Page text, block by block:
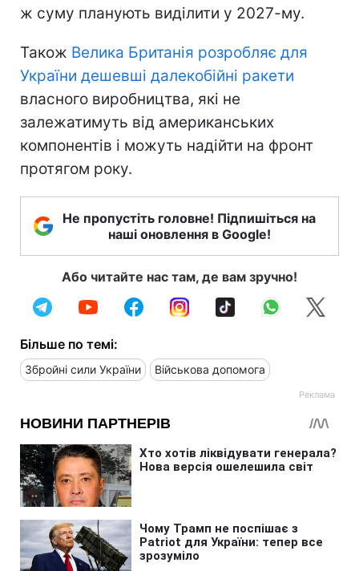
ж суму планують виділити у 2027-му.
Також Велика Британія розробляє для
України дешевші далекобійні ракети
власного виробництва, які не
залежатимуть від американських
компонентів і можуть надійти на фронт
протягом року.
Не пропустіть головне! Підпишіться на
наші оновлення в Google!
Або читайте нас там, де вам зручно!
Більше по темі:
Збройні сили України Військова допомога